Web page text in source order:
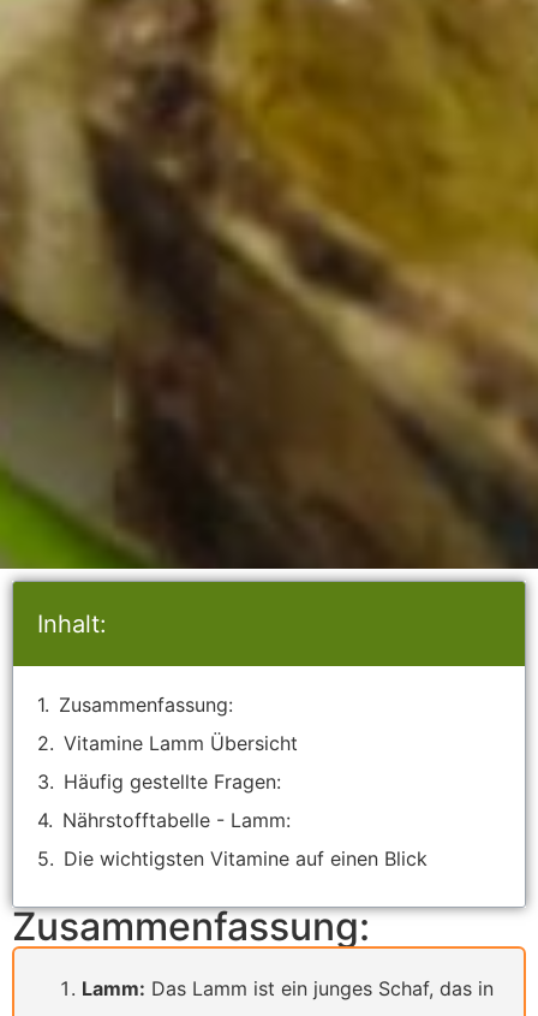
Inhalt:
Zusammenfassung:
Vitamine Lamm Übersicht
Häufig gestellte Fragen:
Nährstofftabelle - Lamm:
Die wichtigsten Vitamine auf einen Blick
Zusammenfassung:
Lamm: Das Lamm ist ein junges Schaf, das in